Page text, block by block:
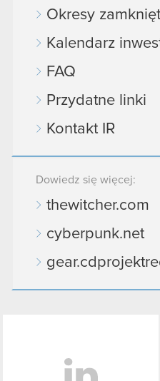
korzystanie z naszej
używanie plików cookie.
Okresy
Kalendarz
FAQ
Przydatne linki
Kontakt IR
Dowiedz się więcej:
thewitcher.com
cyberpunk.net